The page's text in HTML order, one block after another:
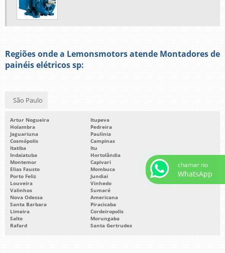
Regiões onde a Lemonsmotors atende Montadores de
painéis elétricos sp:
São Paulo
Artur Nogueira
Itupeva
Holambra
Pedreira
Jaguariuna
Paulinia
Cosmópolis
Campinas
Itatiba
Itu
Indaiatuba
Hortolândia
Montemor
Capivari
Elias Fausto
Mombuca
Porto Feliz
Jundiai
Louveira
Vinhedo
Valinhos
Sumaré
Nova Odessa
Americana
Santa Barbara
Piracicaba
Limeira
Cordeiropolis
Salto
Morungaba
Rafard
Santa Gertrudes
chamar no
WhatsApp